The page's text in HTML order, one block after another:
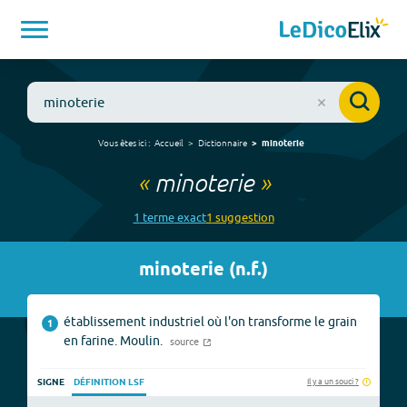
Vous êtes ici : Accueil Dictionnaire minoterie
« minoterie»
1 termeexact1 suggestion
minoterie (n.f.)
1
établissement industriel où l'on transforme le grain
en farine. Moulin.
source
SIGNE DÉFINITION LSF Il y a un souci ?